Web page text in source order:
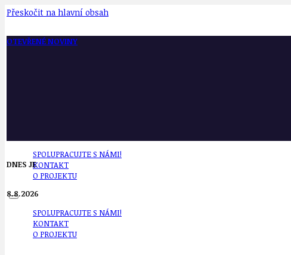
Přeskočit na hlavní obsah
OTEVŘENÉ NOVINY
SPOLUPRACUJTE S NÁMI!
KONTAKT
O PROJEKTU
SPOLUPRACUJTE S NÁMI!
KONTAKT
O PROJEKTU
DNES JE
8.8.2026